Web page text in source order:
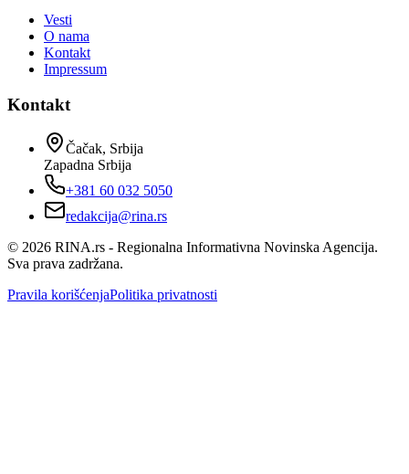
Vesti
O nama
Kontakt
Impressum
Kontakt
Čačak, Srbija
Zapadna Srbija
+381 60 032 5050
redakcija@rina.rs
© 2026 RINA.rs - Regionalna Informativna Novinska Agencija.
Sva prava zadržana.
Pravila korišćenjaPolitika privatnosti